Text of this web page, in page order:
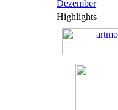
Dezember
Highlights